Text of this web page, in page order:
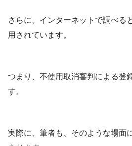
さらに、インターネットで調べる
用されています。
つまり、不使用取消審判による登
す。
実際に、筆者も、そのような場面